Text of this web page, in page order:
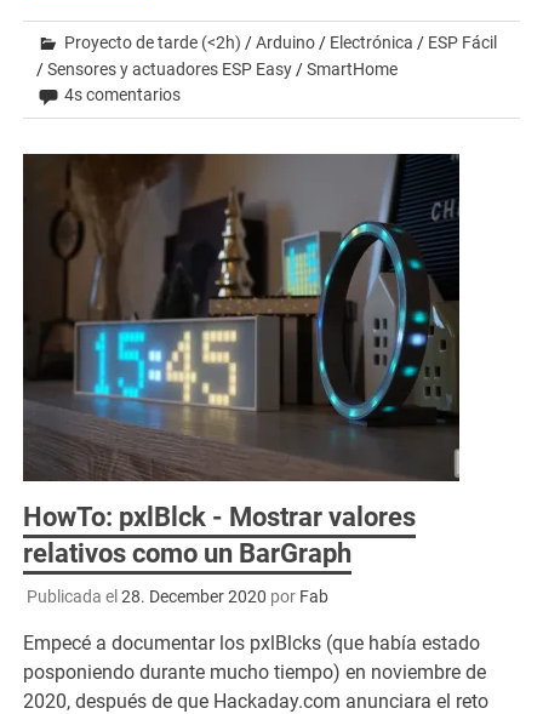
Proyecto de tarde (<2h) /Arduino / Electrónica / ESP Fácil
/Sensores y actuadores ESP Easy /SmartHome
4s comentarios
HowTo: pxlBlck - Mostrar valores
relativos como un BarGraph
Publicada el 28. December 2020 por Fab
Empecé a documentar los pxlBlcks (que había estado
posponiendo durante mucho tiempo) en noviembre de
2020, después de que Hackaday.com anunciara el reto